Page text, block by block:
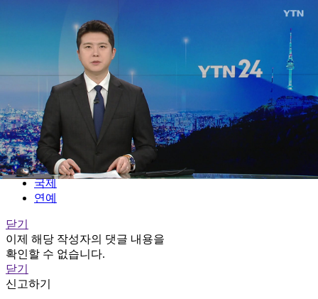
YTN
TV프로그램
홈
정치
경제
사회
국제
연예
닫기
이제 해당 작성자의 댓글 내용을
확인할 수 없습니다.
닫기
신고하기